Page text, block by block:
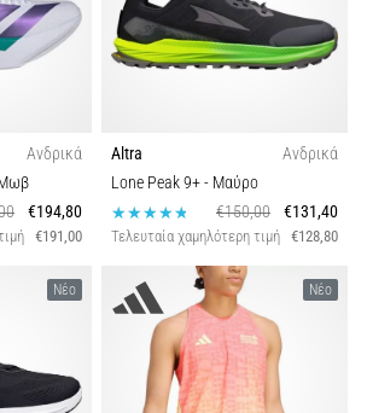
προστασία
Ανδρικά
€194,80
€191,00
Altra
Ανδρικά
Lone Peak 9+- Μαύρο
€150,00
€131,40
Τελευταία χαμηλότερη τιμή €128,80
Νέο Νέο